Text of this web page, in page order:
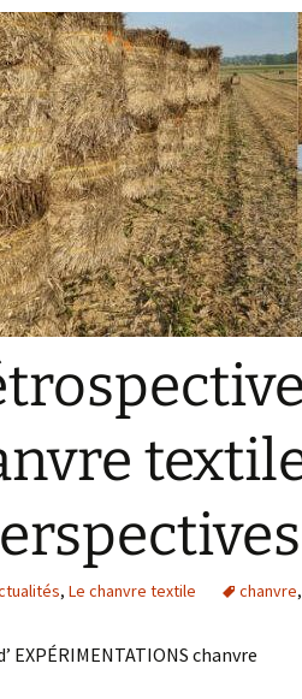
Livret expé Lin de
Chanvre
Portrait Sebastien
DESPRES
Portrait Franck
DUROCHER
Portrait Guillaume
ROUSSEL
Portrait Joris
, Le chanvre textile chanvre,
EXPÉRIMENTATIONS chanvre